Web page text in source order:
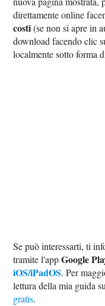
direttamente online
costi(se non si apre in
download facendo clic
localmente sotto forma
Se può interessarti, ti
tramite l'appGoogle
iOS/iPadOS. Per
lettura della mia guida
gratis.